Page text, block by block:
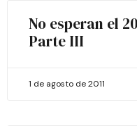
No esperan el
Parte III
1 de agosto de 2011